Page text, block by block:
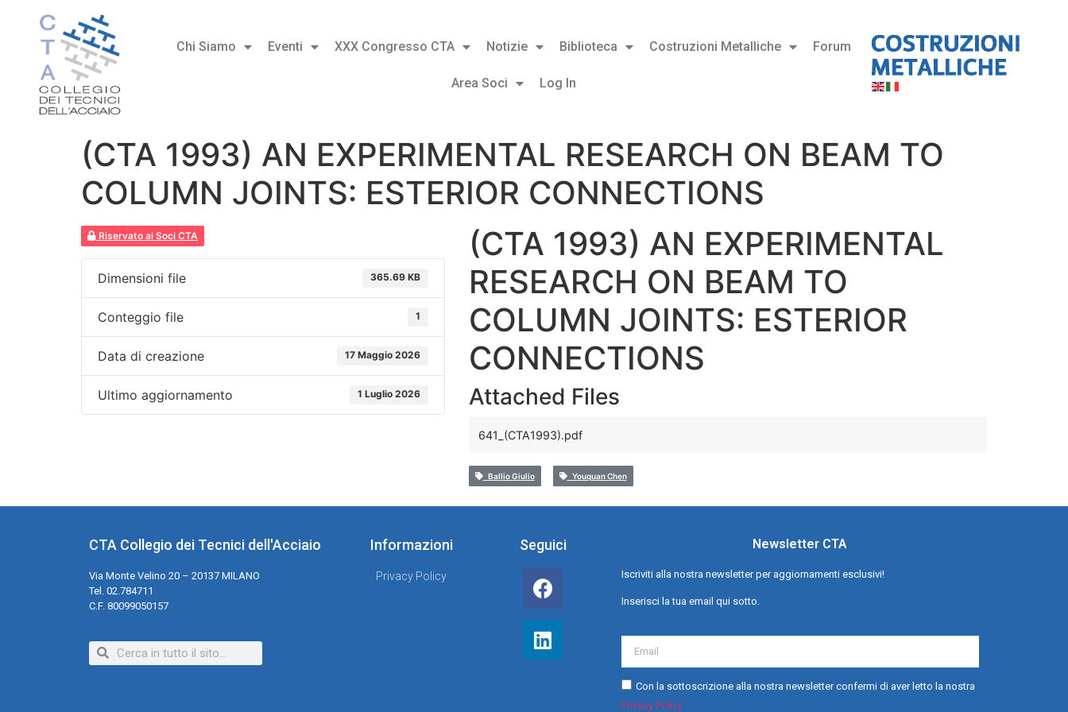
Chi Siamo Eventi XXX Congresso CTA Notizie Biblioteca Costruzioni Metalliche Forum
Area Soci Log In
(CTA 1993) AN EXPERIMENTAL RESEARCH ON BEAM TO
COLUMN JOINTS: ESTERIOR CONNECTIONS
Riservato ai Soci CTA
Dimensioni file 365.69 KB
Conteggio file 1
Data di creazione 17 Maggio 2026
Ultimo aggiornamento 1 Luglio 2026
(CTA 1993) AN EXPERIMENTAL
RESEARCH ON BEAM TO
COLUMN JOINTS: ESTERIOR
CONNECTIONS
Attached Files
641_(CTA1993).pdf
Ballio Giulio Youquan Chen
CTA Collegio dei Tecnici dell'Acciaio
Via Monte Velino 20 – 20137 MILANO
Tel. 02.784711
C.F. 80099050157
Informazioni
Privacy Policy
Seguici Newsletter CTA
Iscriviti alla nostra newsletter per aggiornamenti esclusivi!
Inserisci la tua email qui sotto.
Con la sottoscrizione alla nostra newsletter confermi di aver letto la nostra
Privacy Policy